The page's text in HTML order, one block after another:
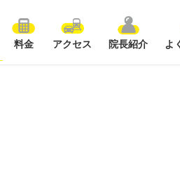
料金 アクセス 院長紹介 よ